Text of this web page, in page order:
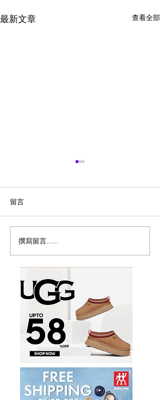
最新文章 查看全部
密西沙加香港節8月15至16
日載譽歸來免費禮品、地
道美食、全新電影專區、
兒童遊樂區及世港盃賽
事 六大亮點登場
留言
撰寫留言......